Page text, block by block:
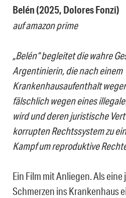
Belén (2025, Dolores Fonzi)
auf amazon prime
„Belén“ begleitet die wahre
Argentinierin, die nach einem
Krankenhausaufenthalt
fälschlich wegen eines
wird und deren juristische
korrupten Rechtssystem zu
Kampf um reproduktive
Ein Film mit Anliegen. Als
Schmerzen ins Krankenhaus